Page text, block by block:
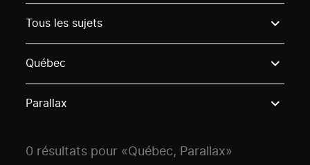
Tous les sujets
Québec
Parallax
0 résultats pour «Québec, Parallax»